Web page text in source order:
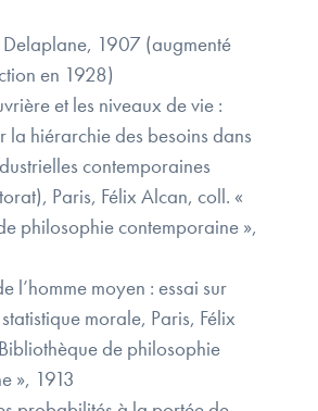
1907 (augmenté
en 1928)
et les niveaux de vie :
la hiérarchie des besoins dans
contemporaines
Paris, Félix Alcan, coll. «
philosophie contemporaine »,
l’homme moyen : essai sur
morale, Paris, Félix
de philosophie
», 1913